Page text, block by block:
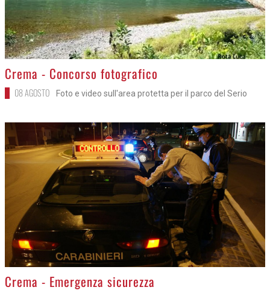
>
Crema - Concorso fotografico
08 AGOSTO Foto e video sull'area protetta per il parco del Serio
>
Crema - Emergenza sicurezza